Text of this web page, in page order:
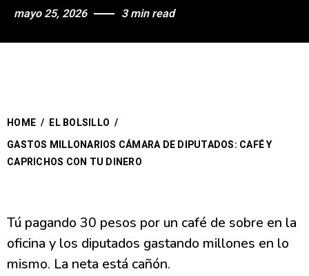
mayo 25, 2026 3 min read
HOME / EL BOLSILLO /
GASTOS MILLONARIOS CÁMARA DE DIPUTADOS: CAFÉ Y
CAPRICHOS CON TU DINERO
Tú pagando 30 pesos por un café de sobre en la
oficina y los diputados gastando millones en lo
mismo. La neta está cañón.